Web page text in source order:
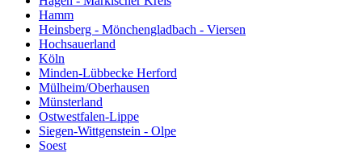
Hamm
Heinsberg - Mönchengladbach - Viersen
Hochsauerland
Köln
Minden-Lübbecke Herford
Mülheim/Oberhausen
Münsterland
Ostwestfalen-Lippe
Siegen-Wittgenstein - Olpe
Soest